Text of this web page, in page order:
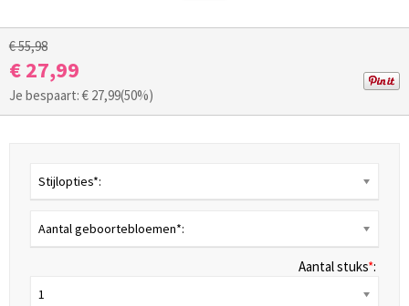
€ 55,98
€ 27,99
Je bespaart: € 27,99(50%)
Stijlopties*:
Aantal geboortebloemen*:
Aantal stuks*:
1